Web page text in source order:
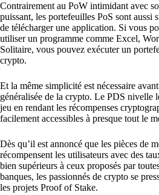
Contrairement au PoW intimidant avec
puissant, les portefeuilles PoS sont aussi
de télécharger une application. Si vous
utiliser un programme comme Excel,
Solitaire, vous pouvez exécuter un
crypto.
Et la même simplicité est nécessaire
généralisée de la crypto. Le PDS nivelle
jeu en rendant les récompenses
facilement accessibles à presque tout le
Dès qu’il est annoncé que les pièces de
récompensent les utilisateurs avec des
bien supérieurs à ceux proposés par
banques, les passionnés de crypto se
les projets Proof of Stake.